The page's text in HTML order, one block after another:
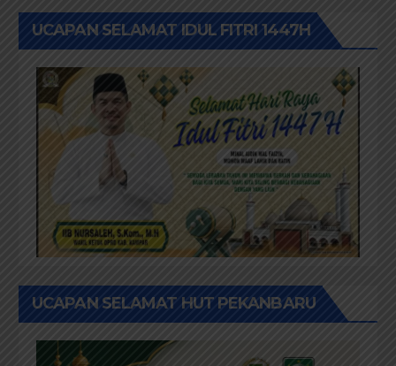
UCAPAN SELAMAT IDUL FITRI 1447H
UCAPAN SELAMAT HUT PEKANBARU